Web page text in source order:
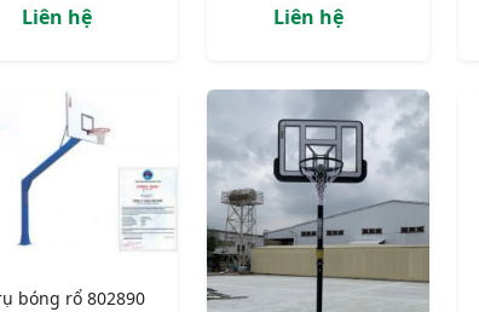
Liên hệ Liên hệ
bóng rổ 802890